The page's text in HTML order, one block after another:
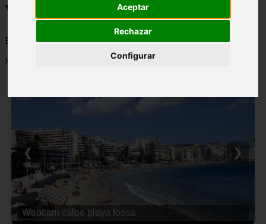
Aceptar
Rechazar
Configurar
Viajes a la Patagonia
Blog sobre la Patagonia en particular y sobre turismo en general
Mostrando 1 - 24 de 479 artículos
Webcam calpe playa fossa
❮ ❯